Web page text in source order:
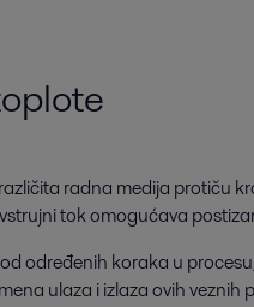
radna medija protiču
tok omogućava
određenih koraka u
ulaza i izlaza ovih veznih